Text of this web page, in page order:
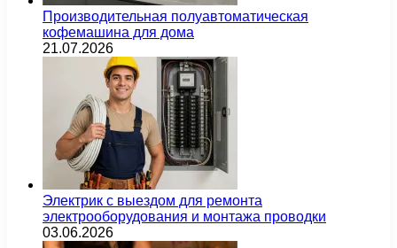
Производительная полуавтоматическая
кофемашина для дома
21.07.2026
Электрик с выездом для ремонта
электрооборудования и монтажа проводки
03.06.2026